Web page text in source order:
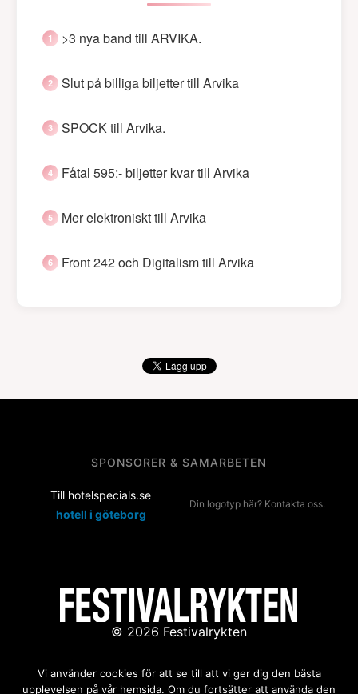
>3 nya band till ARVIKA.
Slut på billiga biljetter till Arvika
SPOCK till Arvika.
Fåtal 595:- biljetter kvar till Arvika
Mer elektroniskt till Arvika
Front 242 och Digitalism till Arvika
SPONSORER & SAMARBETEN
Till hotelspecials.se
hotell i göteborg
Din logotyp här? Kontakta oss.
© 2026 Festivalrykten
Kontakta oss:redaktion@festivalrykten.se
Vi använder cookies för att se till att vi ger dig den bästa
upplevelsen på vår hemsida. Om du fortsätter att använda den